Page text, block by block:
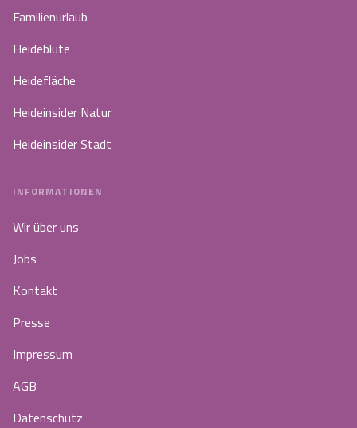
Familienurlaub
Heideblüte
Heidefläche
Heideinsider Natur
Heideinsider Stadt
INFORMATIONEN
Wir über uns
Jobs
Kontakt
Presse
Impressum
AGB
Datenschutz